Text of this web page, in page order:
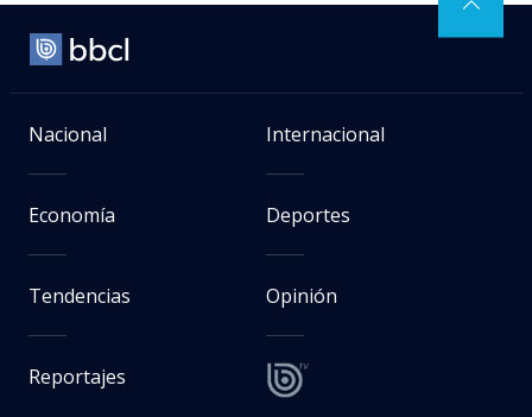
Nacional Internacional
Economía Deportes
Tendencias Opinión
Reportajes